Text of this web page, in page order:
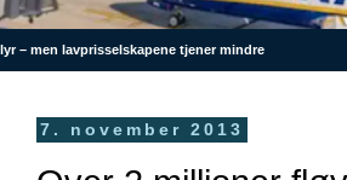
– men lavprisselskapene tjener mindre
7. november 2013